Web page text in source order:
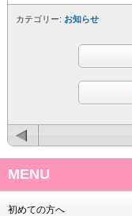
カテゴリー: お知らせ
MENU
初めての方へ